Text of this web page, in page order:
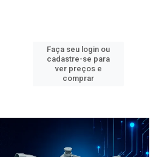
Faça seu login ou
cadastre-se para
ver preços e
comprar